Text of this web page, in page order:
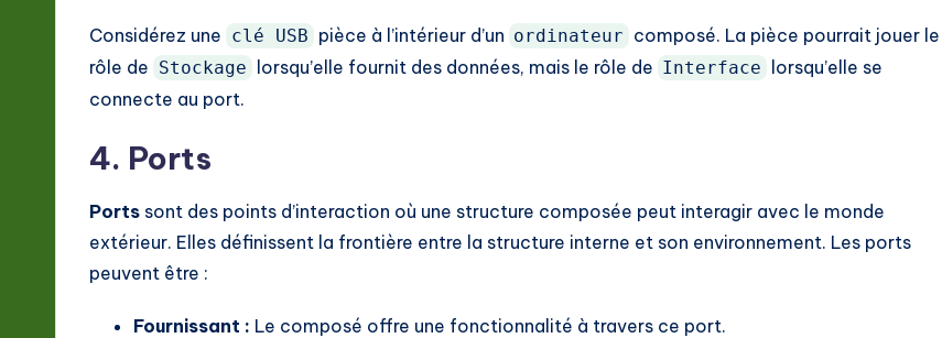
Considérez une clé USB pièce à l’intérieur d’un ordinateur composé. La pièce pourrait jouer le
rôle de Stockage lorsqu’elle fournit des données, mais le rôle de Interface lorsqu’elle se
connecte au port.
4. Ports
Ports sont des points d’interaction où une structure composée peut interagir avec le monde
extérieur. Elles définissent la frontière entre la structure interne et son environnement. Les ports
peuvent être :
Fournissant : Le composé offre une fonctionnalité à travers ce port.